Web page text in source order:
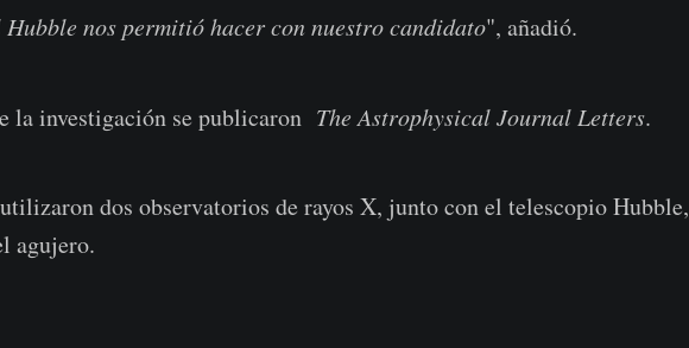
Hubble nos permitió hacer con nuestro candidato", añadió.
la investigación se publicaron The Astrophysical Journal Letters.
dos observatorios de rayos X, junto con el telescopio Hubble,
agujero.